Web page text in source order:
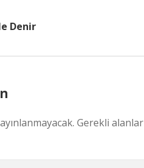
Denir
Gerekli alanlar